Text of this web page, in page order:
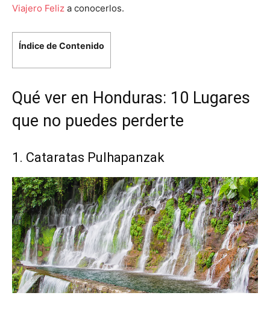
Viajero Feliz a conocerlos.
Índice de Contenido
Qué ver en Honduras: 10 Lugares
que no puedes perderte
1. Cataratas Pulhapanzak